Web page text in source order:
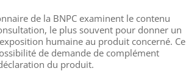
de la BNPC examinent le contenu
le plus souvent pour donner un
humaine au produit concerné. Ce
de demande de complément
du produit.